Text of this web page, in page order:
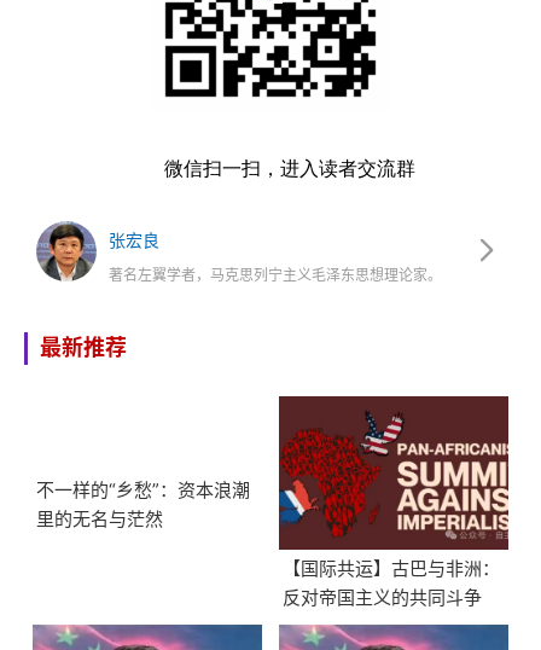
微信扫一扫，进入读者交流群
张宏良
著名左翼学者，马克思列宁主义毛泽东思想理论家。
最新推荐
不一样的“乡愁”：资本浪潮
里的无名与茫然
【国际共运】古巴与非洲：
反对帝国主义的共同斗争